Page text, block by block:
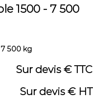
1500 - 7 500
500 kg
Sur devis € TTC
Sur devis € HT